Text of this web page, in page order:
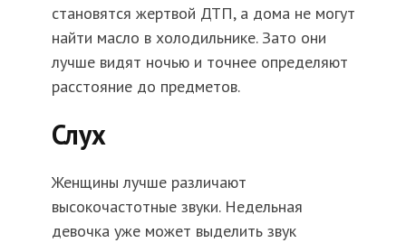
становятся жертвой ДТП, а дома не могут
найти масло в холодильнике. Зато они
лучше видят ночью и точнее определяют
расстояние до предметов.
Слух
Женщины лучше различают
высокочастотные звуки. Недельная
девочка уже может выделить звук